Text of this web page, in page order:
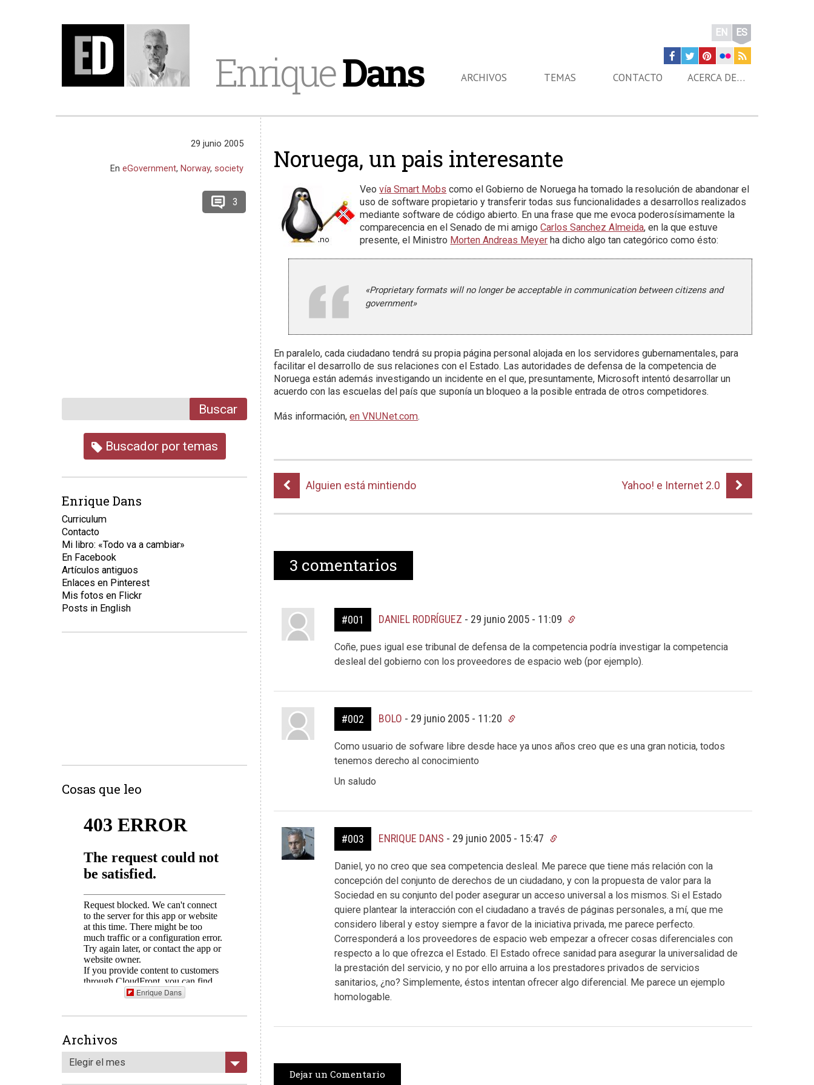
EnriqueDans
EN ES
ARCHIVOS TEMAS CONTACTO ACERCA DE…
Noruega, un pais interesante
Veovía Smart Mobs como el Gobierno de Noruega ha tomado la resolución de abandonar el
uso de software propietario y transferir todas sus funcionalidades a desarrollos realizados
mediante software de código abierto. En una frase que me evoca poderosísimamente la
comparecencia en el Senado de mi amigoCarlos Sanchez Almeida, en la que estuve
presente, el Ministro Morten Andreas Meyer ha dicho algo tan categórico como ésto:
«Proprietary formats will no longer be acceptable in communication between citizens and
government»
En paralelo, cada ciudadano tendrá su propia página personal alojada en los servidores gubernamentales, para
facilitar el desarrollo de sus relaciones con el Estado. Las autoridades de defensa de la competencia de
Noruega están además investigando un incidente en el que, presuntamente, Microsoft intentó desarrollar un
acuerdo con las escuelas del país que suponía un bloqueo a la posible entrada de otros competidores.
Más información,en VNUNet.com.
Alguien está mintiendo Yahoo! e Internet 2.0
3 comentarios
#001 DANIEL RODRÍGUEZ - 29 junio 2005 - 11:09
Coñe, pues igual ese tribunal de defensa de la competencia podría investigar la competencia
desleal del gobierno con los proveedores de espacio web (por ejemplo).
#002 BOLO - 29 junio 2005 - 11:20
Como usuario de sofware libre desde hace ya unos años creo que es una gran noticia, todos
tenemos derecho al conocimiento
Un saludo
#003 ENRIQUE DANS - 29 junio 2005 - 15:47
Daniel, yo no creo que sea competencia desleal. Me parece que tiene más relación con la
concepción del conjunto de derechos de un ciudadano, y con la propuesta de valor para la
Sociedad en su conjunto del poder asegurar un acceso universal a los mismos. Si el Estado
quiere plantear la interacción con el ciudadano a través de páginas personales, a mí, que me
considero liberal y estoy siempre a favor de la iniciativa privada, me parece perfecto.
Corresponderá a los proveedores de espacio web empezar a ofrecer cosas diferenciales con
respecto a lo que ofrezca el Estado. El Estado ofrece sanidad para asegurar la universalidad de
la prestación del servicio, y no por ello arruina a los prestadores privados de servicios
sanitarios, ¿no? Simplemente, éstos intentan ofrecer algo diferencial. Me parece un ejemplo
homologable.
Dejar un Comentario
29 junio 2005
EneGovernment,Norway, society
3
Buscar
Buscador por temas
Enrique Dans
Curriculum
Contacto
Mi libro: «Todo va a cambiar»
En Facebook
Artículos antiguos
Enlaces en Pinterest
Mis fotos en Flickr
Posts in English
Cosas que leo
Enrique Dans
Archivos
Elegir el mes